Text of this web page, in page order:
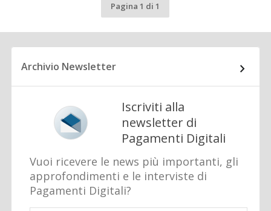
Pagina 1 di 1
Archivio Newsletter
Iscriviti alla
newsletter di
Pagamenti Digitali
Vuoi ricevere le news più importanti, gli
approfondimenti e le interviste di
Pagamenti Digitali?